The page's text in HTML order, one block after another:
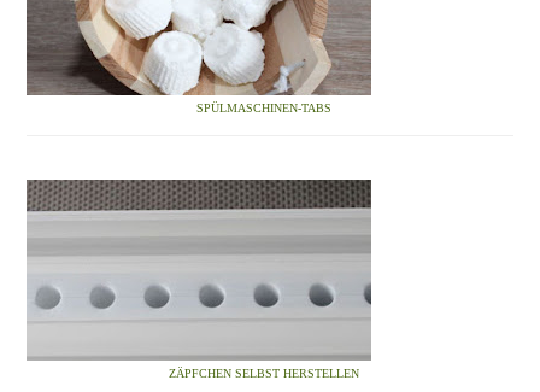
SPÜLMASCHINEN-TABS
ZÄPFCHEN SELBST HERSTELLEN